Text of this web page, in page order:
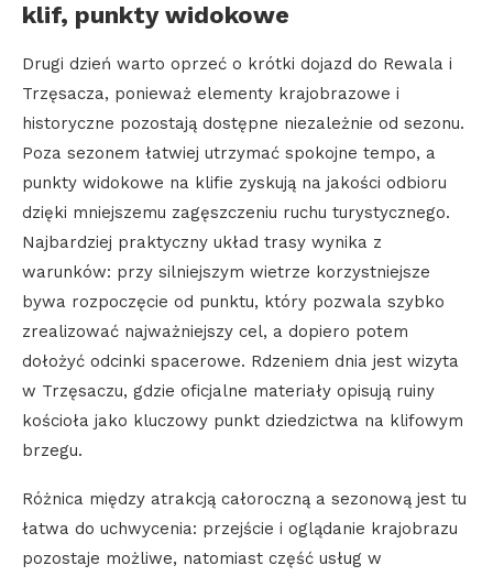
klif, punkty widokowe
Drugi dzień warto oprzeć o krótki dojazd do Rewala i
Trzęsacza, ponieważ elementy krajobrazowe i
historyczne pozostają dostępne niezależnie od sezonu.
Poza sezonem łatwiej utrzymać spokojne tempo, a
punkty widokowe na klifie zyskują na jakości odbioru
dzięki mniejszemu zagęszczeniu ruchu turystycznego.
Najbardziej praktyczny układ trasy wynika z
warunków: przy silniejszym wietrze korzystniejsze
bywa rozpoczęcie od punktu, który pozwala szybko
zrealizować najważniejszy cel, a dopiero potem
dołożyć odcinki spacerowe. Rdzeniem dnia jest wizyta
w Trzęsaczu, gdzie oficjalne materiały opisują ruiny
kościoła jako kluczowy punkt dziedzictwa na klifowym
brzegu.
Różnica między atrakcją całoroczną a sezonową jest tu
łatwa do uchwycenia: przejście i oglądanie krajobrazu
pozostaje możliwe, natomiast część usług w